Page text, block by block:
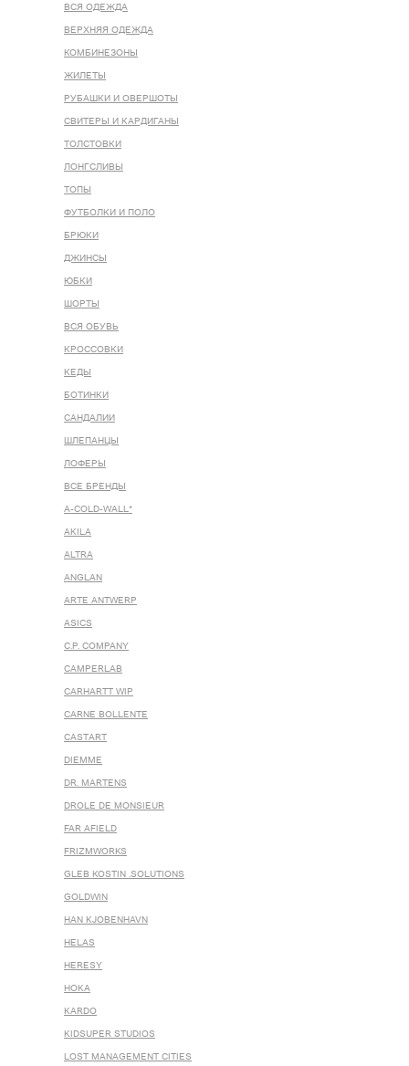
ВСЯ ОДЕЖДА
ВЕРХНЯЯ ОДЕЖДА
КОМБИНЕЗОНЫ
ЖИЛЕТЫ
РУБАШКИ И ОВЕРШОТЫ
СВИТЕРЫ И КАРДИГАНЫ
ТОЛСТОВКИ
ЛОНГСЛИВЫ
ТОПЫ
ФУТБОЛКИ И ПОЛО
БРЮКИ
ДЖИНСЫ
ЮБКИ
ШОРТЫ
ВСЯ ОБУВЬ
КРОССОВКИ
КЕДЫ
БОТИНКИ
САНДАЛИИ
ШЛЕПАНЦЫ
ЛОФЕРЫ
ВСЕ БРЕНДЫ
A-COLD-WALL*
AKILA
ALTRA
ANGLAN
ARTE ANTWERP
ASICS
C.P. COMPANY
CAMPERLAB
CARHARTT WIP
CARNE BOLLENTE
CASTART
DIEMME
DR. MARTENS
DROLE DE MONSIEUR
FAR AFIELD
FRIZMWORKS
GLEB KOSTIN .SOLUTIONS
GOLDWIN
HAN KJOBENHAVN
HELAS
HERESY
HOKA
KARDO
KIDSUPER STUDIOS
LOST MANAGEMENT CITIES